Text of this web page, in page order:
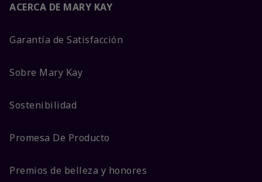
ACERCA DE MARY KAY
Garantía de Satisfacción
Sobre Mary Kay
Sostenibilidad
Promesa De Producto
Premios de belleza y honores